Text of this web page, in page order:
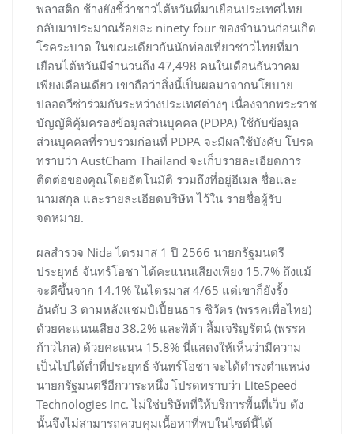
พลาสติก ช้างยังชี้ว่าชาวไต้หวันที่มาเยือนประเทศไทย
กลับมาประมาณร้อยละ ninety four ของจำนวนก่อนเกิด
โรคระบาด ในขณะเดียวกันนักท่องเที่ยวชาวไทยที่มา
เยือนไต้หวันมีจำนวนถึง 47,498 คนในเดือนธันวาคม
เพียงเดือนเดียว เขาถือว่าสิ่งนี้เป็นผลมาจากนโยบาย
ปลอดวีซ่าร่วมกันระหว่างประเทศต่างๆ เนื่องจากพระราช
บัญญัติคุ้มครองข้อมูลส่วนบุคคล (PDPA) ใช้กับข้อมูล
ส่วนบุคคลที่รวบรวมก่อนที่ PDPA จะมีผลใช้บังคับ โปรด
ทราบว่า AustCham Thailand จะเก็บรายละเอียดการ
ติดต่อของคุณโดยอัตโนมัติ รวมถึงที่อยู่อีเมล ชื่อและ
นามสกุล และรายละเอียดบริษัท ไว้ใน รายชื่อผู้รับ
จดหมาย.
ผลสำรวจ Nida ไตรมาส 1 ปี 2566 นายกรัฐมนตรี
ประยุทธ์ จันทร์โอชา ได้คะแนนเสียงเพียง 15.7% ถึงแม้
จะดีขึ้นจาก 14.1% ในไตรมาส 4/65 แต่เขาก็ยังรั้ง
อันดับ 3 ตามหลังแชมป์เปี้ยนธาร ชิวัตร (พรรคเพื่อไทย)
ด้วยคะแนนเสียง 38.2% และพิต้า ลิ้มเจริญรัตน์ (พรรค
ก้าวไกล) ด้วยคะแนน 15.8% นี่แสดงให้เห็นว่ามีความ
เป็นไปได้ต่ำที่ประยุทธ์ จันทร์โอชา จะได้ดำรงตำแหน่ง
นายกรัฐมนตรีอีกวาระหนึ่ง โปรดทราบว่า LiteSpeed ​​
Technologies Inc. ไม่ใช่บริษัทที่ให้บริการพื้นที่เว็บ ดัง
นั้นจึงไม่สามารถควบคุมเนื้อหาที่พบในไซต์นี้ได้